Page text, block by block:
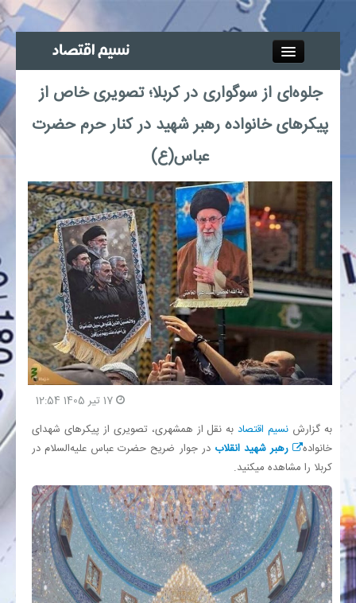
جذب خبرنگار
پیوند‌ها
چند رسانه‌ای
اجتماعی
صنعت معدن و تجارت
بیمه و بورس
انرژی
خانه
جلوه‌ای از سوگواری در کربلا؛ تصویری خاص از
پیکرهای خانواده رهبر شهید در کنار حرم حضرت
عباس(ع)
به گزارش نسیم اقتصادبه نقل از همشهری، تصویری از پیکرهای شهدای
خانواده رهبر شهید انقلاب در جوار ضریح حضرت عباس علیه‌السلام در
کربلا را مشاهده میکنید.